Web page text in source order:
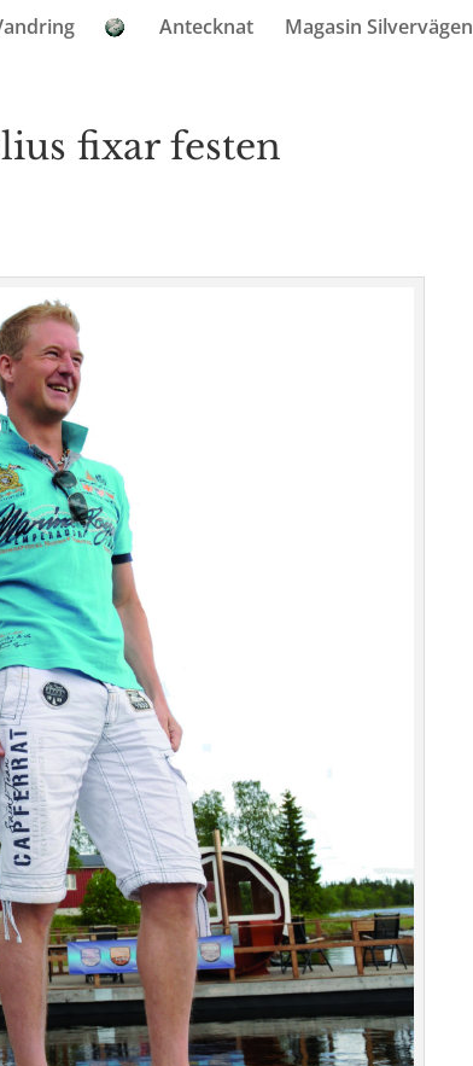
Antecknat Magasin Silvervägen
fixar festen